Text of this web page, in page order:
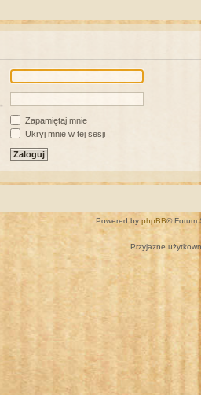
Zapamiętaj mnie
Ukryj mnie w tej sesji
Powered by phpBB® Forum
Przyjazne